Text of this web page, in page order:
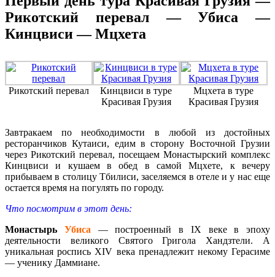
Рикотский перевал — Убиса —
Кинцвиси — Мцхета
Рикотский перевал
Кинцвиси в туре
Красивая Грузия
Мцхета в туре
Красивая Грузия
Завтракаем по необходимости в любой из достойных
ресторанчиков Кутаиси, едим в сторону Восточной Грузии
через Рикотский перевал, посещаем Монастырский комплекс
Кинцвиси и кушаем в обед в самой Мцхете, к вечеру
прибываем в столицу Тбилиси, заселяемся в отеле и у нас еще
остается время на погулять по городу.
Что посмотрим в этот день:
Монастырь Убиса — построенный в IX веке в эпоху
деятельности великого Святого Григола Хандзтели. А
уникальная роспись XIV века пренадлежит некому Герасиме
— ученику Даммиане.